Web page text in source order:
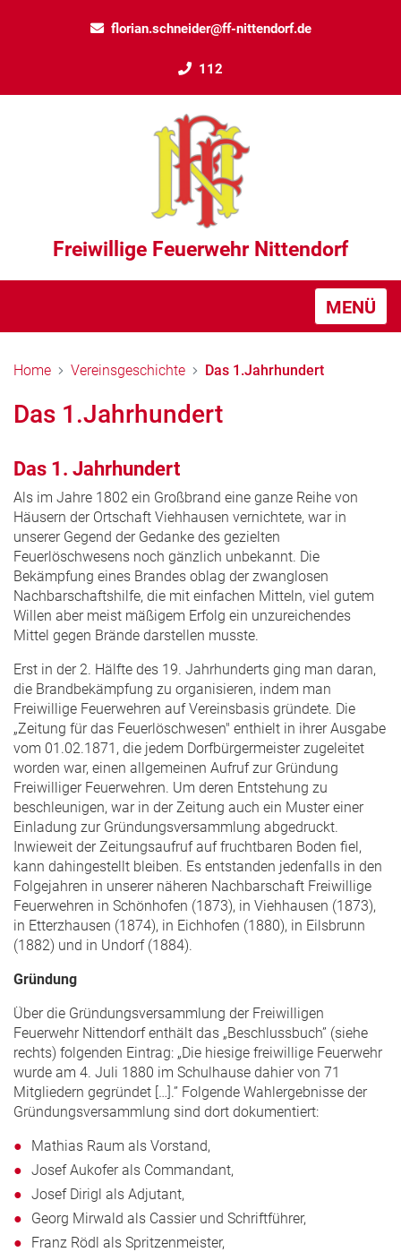
florian.schneider@ff-nittendorf.de
112
Freiwillige Feuerwehr Nittendorf
MENÜ
Home Vereinsgeschichte Das 1.Jahrhundert
Das 1.Jahrhundert
Das 1. Jahrhundert
Als im Jahre 1802 ein Großbrand eine ganze Reihe von
Häusern der Ortschaft Viehhausen vernichtete, war in
unserer Gegend der Gedanke des gezielten
Feuerlöschwesens noch gänzlich unbekannt. Die
Bekämpfung eines Brandes oblag der zwanglosen
Nachbarschaftshilfe, die mit einfachen Mitteln, viel gutem
Willen aber meist mäßigem Erfolg ein unzureichendes
Mittel gegen Brände darstellen musste.
Erst in der 2. Hälfte des 19. Jahrhunderts ging man daran,
die Brandbekämpfung zu organisieren, indem man
Freiwillige Feuerwehren auf Vereinsbasis gründete. Die
„Zeitung für das Feuerlöschwesen" enthielt in ihrer Ausgabe
vom 01.02.1871, die jedem Dorfbürgermeister zugeleitet
worden war, einen allgemeinen Aufruf zur Gründung
Freiwilliger Feuerwehren. Um deren Entstehung zu
beschleunigen, war in der Zeitung auch ein Muster einer
Einladung zur Gründungsversammlung abgedruckt.
Inwieweit der Zeitungsaufruf auf fruchtbaren Boden fiel,
kann dahingestellt bleiben. Es entstanden jedenfalls in den
Folgejahren in unserer näheren Nachbarschaft Freiwillige
Feuerwehren in Schönhofen (1873), in Viehhausen (1873),
in Etterzhausen (1874), in Eichhofen (1880), in Eilsbrunn
(1882) und in Undorf (1884).
Gründung
Über die Gründungsversammlung der Freiwilligen
Feuerwehr Nittendorf enthält das „Beschlussbuch” (siehe
rechts) folgenden Eintrag: „Die hiesige freiwillige Feuerwehr
wurde am 4. Juli 1880 im Schulhause dahier von 71
Mitgliedern gegründet […].” Folgende Wahlergebnisse der
Gründungsversammlung sind dort dokumentiert:
Mathias Raum als Vorstand,
Josef Aukofer als Commandant,
Josef Dirigl als Adjutant,
Georg Mirwald als Cassier und Schriftführer,
Franz Rödl als Spritzenmeister,